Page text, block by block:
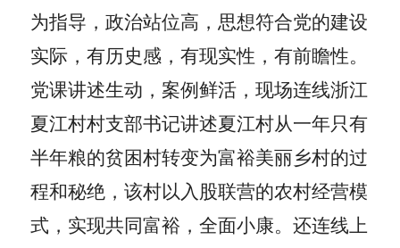
为指导，政治站位高，思想符合党的建设
实际，有历史感，有现实性，有前瞻性。
党课讲述生动，案例鲜活，现场连线浙江
夏江村村支部书记讲述夏江村从一年只有
半年粮的贫困村转变为富裕美丽乡村的过
程和秘绝，该村以入股联营的农村经营模
式，实现共同富裕，全面小康。还连线上